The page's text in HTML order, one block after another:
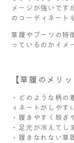
メージが強いです
のコーディネート
草履やブーツの特
っているのかイメ
【草履のメリ
・どのような柄
ィネートがしやす
・履きやすく脱ぎ
・足元が冷えてし
・履きなれない